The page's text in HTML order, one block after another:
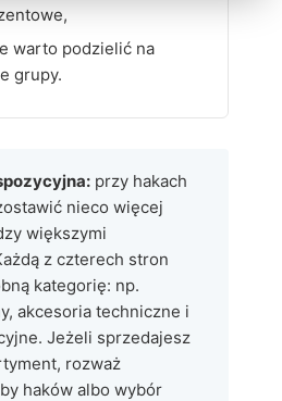
warto podzielić na
grupy.
przy hakach
nieco więcej
większymi
z czterech stron
kategorię: np.
akcesoria techniczne i
Jeżeli sprzedajesz
rozważ
haków albo wybór